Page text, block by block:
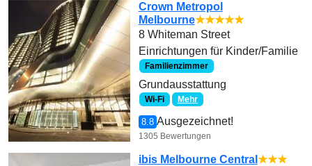
Crown Metropol
Melbourne★★★★★
8 Whiteman Street
Einrichtungen für Kinder/Familie
Familienzimmer
Grundausstattung
Wi-Fi Mehr
8.8 Ausgezeichnet!
1305 Bewertungen
ibis Melbourne Central ★★★